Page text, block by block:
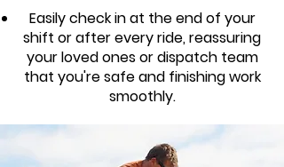
Easily check in at the end of your
shift or after every ride, reassuring
your loved ones or dispatch team
that you're safe and finishing work
smoothly.